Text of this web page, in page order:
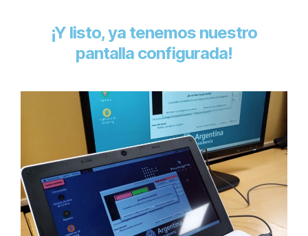
¡Y listo, ya tenemos nuestro
pantalla configurada!